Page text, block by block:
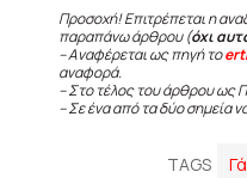
Προσοχή! Επιτρέπεται η
παραπάνω άρθρου (όχι
– Αναφέρεται ως πηγή το
αναφορά.
– Στο τέλος του άρθρου ως
– Σε ένα από τα δύο σημεία
TAGS